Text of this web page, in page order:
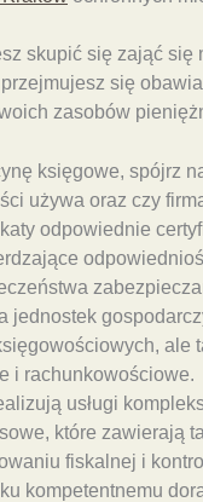
skupić się zająć się
się
zasobów
księgowe, spójrz
używa oraz czy
odpowiednie
jednostek
ale
i rachunkowościowe.
usługi
które zawierają
fiskalnej i
kompetentnemu